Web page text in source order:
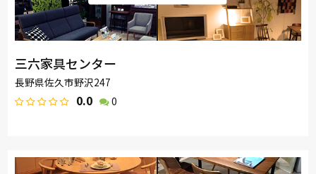
三六家具センター
長野県佐久市野沢247
0.0 0